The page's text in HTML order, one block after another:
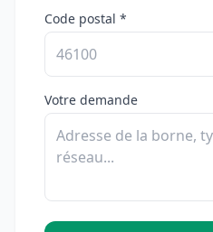
Code postal *
Votre demande